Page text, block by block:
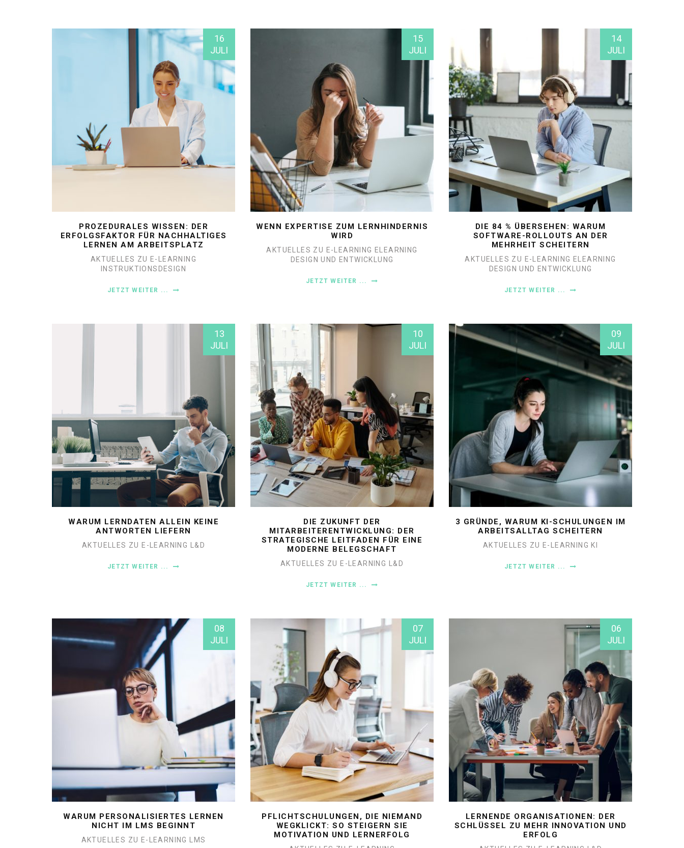
16
JULI
PROZEDURALES WISSEN: DER
ERFOLGSFAKTOR FÜR NACHHALTIGES
LERNEN AM ARBEITSPLATZ
AKTUELLES ZU E-LEARNING
INSTRUKTIONSDESIGN
JETZT WEITER ...
15
JULI
WENN EXPERTISE ZUM LERNHINDERNIS
WIRD
AKTUELLES ZU E-LEARNING ELEARNING
DESIGN UND ENTWICKLUNG
JETZT WEITER ...
14
JULI
DIE 84 % ÜBERSEHEN: WARUM
SOFTWARE-ROLLOUTS AN DER
MEHRHEIT SCHEITERN
AKTUELLES ZU E-LEARNING ELEARNING
DESIGN UND ENTWICKLUNG
JETZT WEITER ...
13
JULI
WARUM LERNDATEN ALLEIN KEINE
ANTWORTEN LIEFERN
AKTUELLES ZU E-LEARNING L&D
JETZT WEITER ...
10
JULI
DIE ZUKUNFT DER
MITARBEITERENTWICKLUNG: DER
STRATEGISCHE LEITFADEN FÜR EINE
MODERNE BELEGSCHAFT
AKTUELLES ZU E-LEARNING L&D
JETZT WEITER ...
09
JULI
3 GRÜNDE, WARUM KI-SCHULUNGEN IM
ARBEITSALLTAG SCHEITERN
AKTUELLES ZU E-LEARNING KI
JETZT WEITER ...
08
JULI
WARUM PERSONALISIERTES LERNEN
NICHT IM LMS BEGINNT
AKTUELLES ZU E-LEARNING LMS
07
JULI
PFLICHTSCHULUNGEN, DIE NIEMAND
WEGKLICKT: SO STEIGERN SIE
MOTIVATION UND LERNERFOLG
06
JULI
LERNENDE ORGANISATIONEN: DER
SCHLÜSSEL ZU MEHR INNOVATION UND
ERFOLG